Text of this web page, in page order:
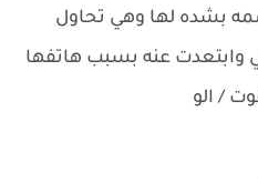
بشده لها وهي تحاول
وابتعدت عنه بسبب هاتفها
/ الو